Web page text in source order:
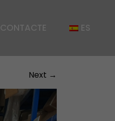
CONTACTE ES
Next →